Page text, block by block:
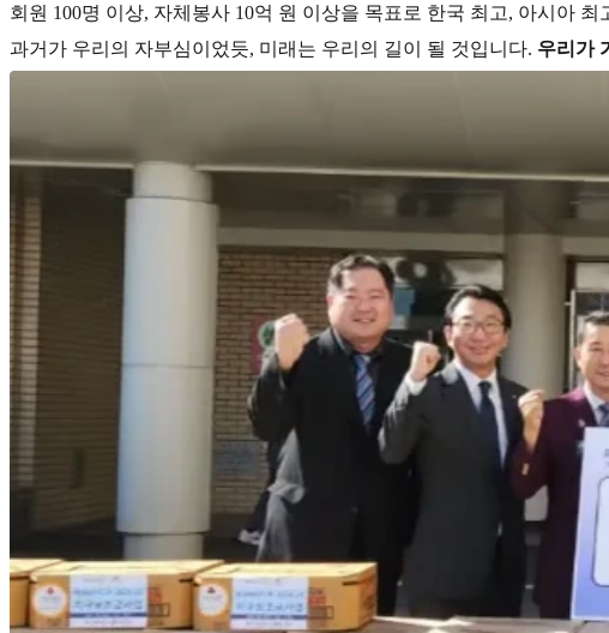
회원 100명 이상, 자체봉사 10억 원 이상을 목표로 한국 최고, 아시아
과거가 우리의 자부심이었듯, 미래는 우리의 길이 될 것입니다. 우리가